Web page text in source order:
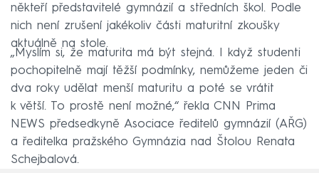
někteří představitelé gymnázií a středních škol. Podle
nich není zrušení jakékoliv části maturitní zkoušky
aktuálně na stole.
„Myslím si, že maturita má být stejná. I když studenti
pochopitelně mají těžší podmínky, nemůžeme jeden či
dva roky udělat menší maturitu a poté se vrátit
k větší. To prostě není možné,“ řekla CNN Prima
NEWS předsedkyně Asociace ředitelů gymnázií (AŘG)
a ředitelka pražského Gymnázia nad Štolou Renata
Schejbalová.